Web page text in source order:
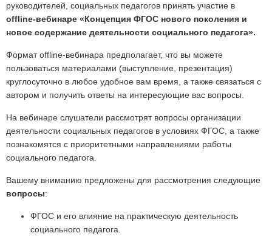
руководителей, социальных педагогов принять участие в
offline-вебинаре «Концепция ФГОС нового поколения и
новое содержание деятельности социального педагога».
Формат offline-вебинара предполагает, что вы можете
пользоваться материалами (выступление, презентация)
круглосуточно в любое удобное вам время, а также связаться с
автором и получить ответы на интересующие вас вопросы.
На вебинаре слушатели рассмотрят вопросы организации
деятельности социальных педагогов в условиях ФГОС, а также
познакомятся с приоритетными направлениями работы
социального педагога.
Вашему вниманию предложены для рассмотрения следующие
вопросы:
ФГОС и его влияние на практическую деятельность
социального педагога.